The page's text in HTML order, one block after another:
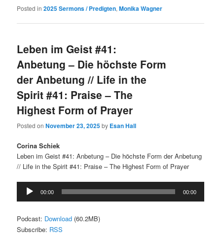
Posted in 2025 Sermons / Predigten,Monika Wagner
Leben im Geist #41:
Anbetung – Die höchste Form
der Anbetung // Life in the
Spirit #41: Praise – The
Highest Form of Prayer
Posted onNovember 23, 2025by Esan Hall
Corina Schiek
Leben im Geist #41: Anbetung – Die höchste Form der Anbetung
// Life in the Spirit #41: Praise – The Highest Form of Prayer
Audio
Player
00:00 00:00
Podcast: Download (60.2MB)
Subscribe: RSS